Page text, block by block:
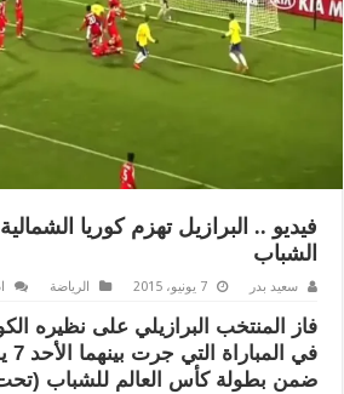
فيديو .. البرازيل تهزم كوريا
الشباب
سعيد بدر 7 يونيو، 2015 الرياضة
في